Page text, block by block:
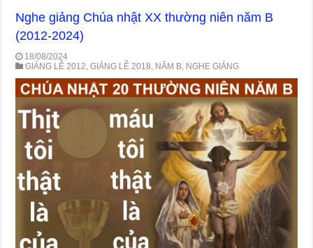
Nghe giảng Chúa nhật XX thường niên năm B
(2012-2024)
18/08/2024
GIẢNG LỄ 2012 ,GIẢNG LỄ 2018 NĂM B NGHE GIẢNG